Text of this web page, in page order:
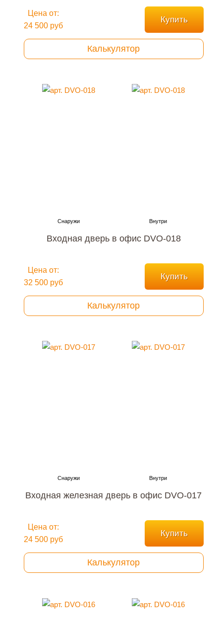
Цена от:
24 500 руб
Купить
Калькулятор
Входная дверь в офис DVO-018
Цена от:
32 500 руб
Купить
Калькулятор
Входная железная дверь в офис DVO-017
Цена от:
24 500 руб
Купить
Калькулятор